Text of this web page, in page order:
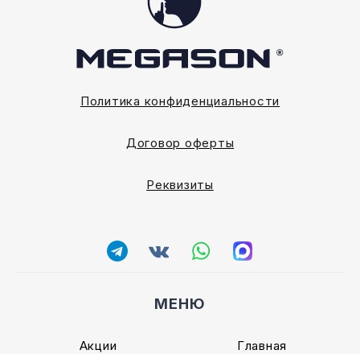
Политика конфиденциальности
Договор оферты
Реквизиты
МЕНЮ
Акции Главная